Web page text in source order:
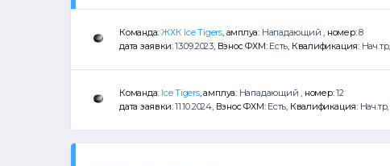
Команда:ЖХК Ice Tigers, амплуа: Нападающий , номер:8
дата заявки:13.09.2023, Взнос ФХМ: Есть , Квалификация: Нач.тр,
Команда: Ice Tigers, амплуа: Нападающий , номер:12
дата заявки:11.10.2024, Взнос ФХМ: Есть , Квалификация: Нач.тр,